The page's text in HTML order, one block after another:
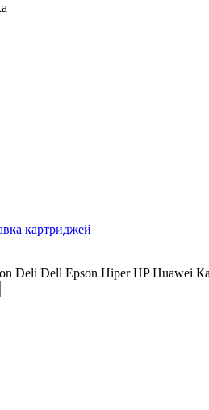
картриджей
Deli Dell Epson Hiper HP Huawei